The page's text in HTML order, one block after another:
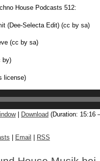
House Podcasts 512:
(Dee-Selecta Edit) (cc by sa)
(cc by sa)
by)
license)
| Download (Duration: 15:16
Email RSS